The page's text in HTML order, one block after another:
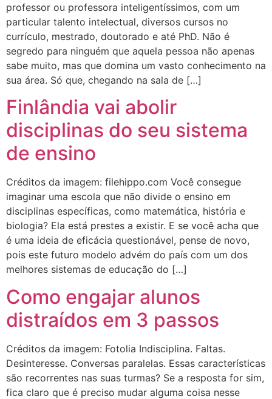
professor ou professora inteligentíssimos, com um
particular talento intelectual, diversos cursos no
currículo, mestrado, doutorado e até PhD. Não é
segredo para ninguém que aquela pessoa não apenas
sabe muito, mas que domina um vasto conhecimento na
sua área. Só que, chegando na sala de […]
Finlândia vai abolir
disciplinas do seu sistema
de ensino
Créditos da imagem: filehippo.com Você consegue
imaginar uma escola que não divide o ensino em
disciplinas específicas, como matemática, história e
biologia? Ela está prestes a existir. E se você acha que
é uma ideia de eficácia questionável, pense de novo,
pois este futuro modelo advém do país com um dos
melhores sistemas de educação do […]
Como engajar alunos
distraídos em 3 passos
Créditos da imagem: Fotolia Indisciplina. Faltas.
Desinteresse. Conversas paralelas. Essas características
são recorrentes nas suas turmas? Se a resposta for sim,
fica claro que é preciso mudar alguma coisa nesse